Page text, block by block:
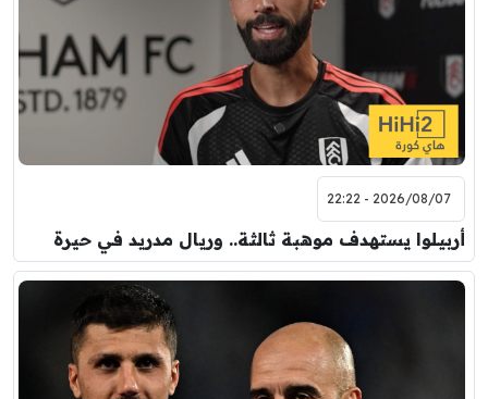
2026/08/07 - 22:22
أربيلوا يستهدف موهبة ثالثة.. وريال مدريد في حيرة